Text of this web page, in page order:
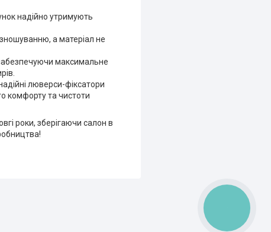
надійно утримують
а матеріал не
максимальне
люверси-фіксатори
комфорту та чистоти
роки, зберігаючи салон в